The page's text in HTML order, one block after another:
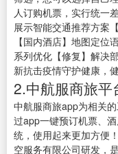
人订购机票，实行统一
展示智能交通推荐方案
【国内酒店】地图定位
系列优化【修复】解决
新抗击疫情守护健康，
2.中航服商旅平
中航服商旅app为相关
过app一键预订机票、
统，使用起来更加方便
空服务有限公司研发，